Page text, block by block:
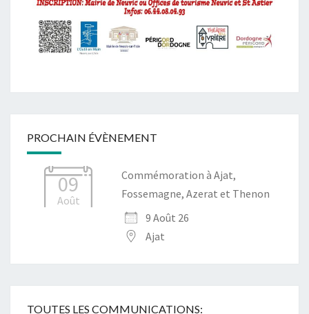
PROCHAIN ÉVÈNEMENT
09
Août
Commémoration à Ajat,
Fossemagne, Azerat et Thenon
9 Août 26
Ajat
TOUTES LES COMMUNICATIONS: